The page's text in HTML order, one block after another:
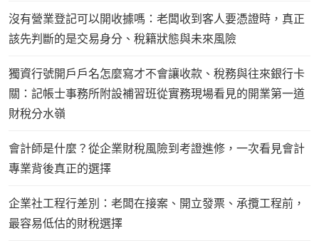
沒有營業登記可以開收據嗎：老闆收到客人要憑證時，真正
該先判斷的是交易身分、稅籍狀態與未來風險
獨資行號開戶戶名怎麼寫才不會讓收款、稅務與往來銀行卡
關：記帳士事務所附設補習班從實務現場看見的開業第一道
財稅分水嶺
會計師是什麼？從企業財稅風險到考證進修，一次看見會計
專業背後真正的選擇
企業社工程行差別：老闆在接案、開立發票、承攬工程前，
最容易低估的財稅選擇